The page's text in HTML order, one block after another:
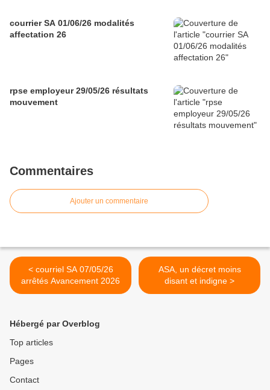
courrier SA 01/06/26 modalités
affectation 26
rpse employeur 29/05/26 résultats
mouvement
Commentaires
Ajouter un commentaire
< courriel SA 07/05/26
arrêtés Avancement 2026
ASA, un décret moins
disant et indigne >
Hébergé par Overblog
Top articles
Pages
Contact